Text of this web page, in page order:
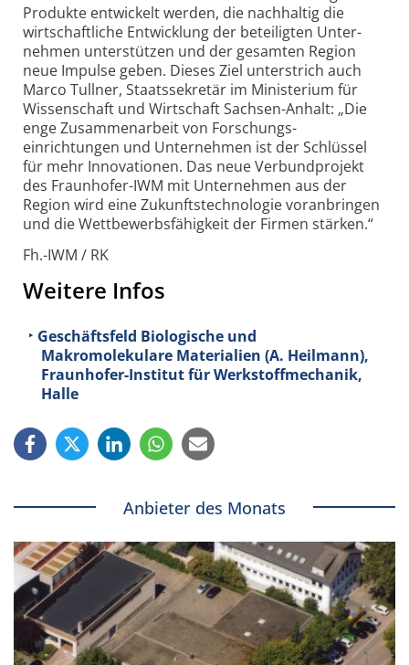
Produkte entwickelt werden, die nachhaltig die
wirtschaft­liche Entwicklung der beteiligten Unter­
nehmen unter­stützen und der gesamten Region
neue Impulse geben. Dieses Ziel unter­strich auch
Marco Tullner, Staats­sekretär im Ministerium für
Wissen­schaft und Wirtschaft Sachsen-Anhalt: „Die
enge Zusammen­arbeit von Forschungs­
einrichtungen und Unter­nehmen ist der Schlüssel
für mehr Inno­vationen. Das neue Verbund­projekt
des Fraunhofer-IWM mit Unter­nehmen aus der
Region wird eine Zukunfts­technologie voran­bringen
und die Wettbewerbs­fähigkeit der Firmen stärken.“
Fh.-IWM / RK
Weitere Infos
Geschäftsfeld Biologische und
Makromolekulare Materialien (A. Heilmann),
Fraunhofer-Institut für Werkstoffmechanik,
Halle
Anbieter des Monats